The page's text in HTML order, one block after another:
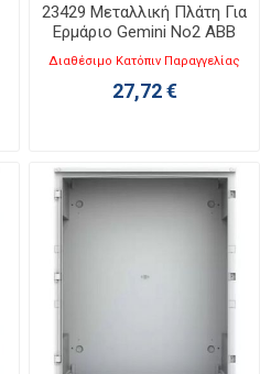
23429 Μεταλλική Πλάτη Για
Ερμάριο Gemini No2 ABB
Διαθέσιμο Κατόπιν Παραγγελίας
27,72 €